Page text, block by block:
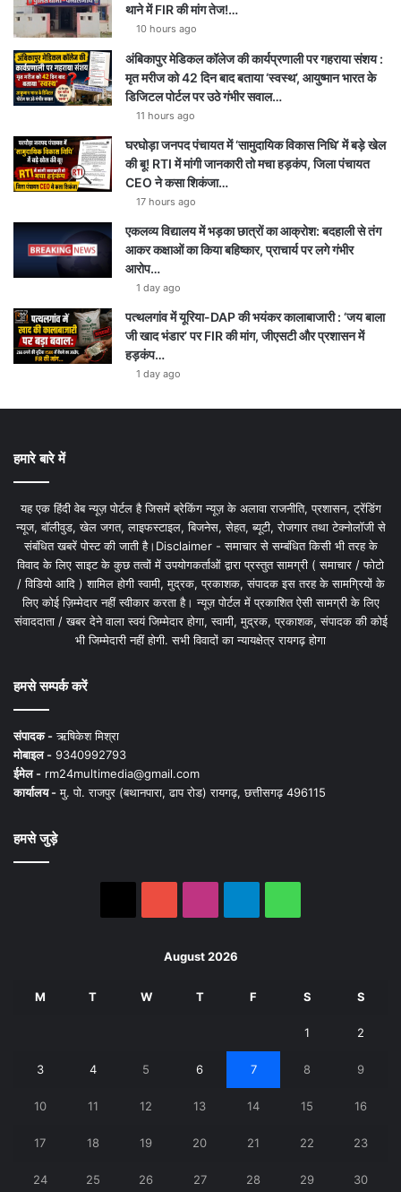
थाने में FIR की मांग तेज!…
10 hours ago
अंबिकापुर मेडिकल कॉलेज की कार्यप्रणाली पर गहराया संशय :
मृत मरीज को 42 दिन बाद बताया ‘स्वस्थ’, आयुष्मान भारत के
डिजिटल पोर्टल पर उठे गंभीर सवाल…
11 hours ago
घरघोड़ा जनपद पंचायत में ‘सामुदायिक विकास निधि’ में बड़े खेल
की बू! RTI में मांगी जानकारी तो मचा हड़कंप, जिला पंचायत
CEO ने कसा शिकंजा…
17 hours ago
एकलव्य विद्यालय में भड़का छात्रों का आक्रोश: बदहाली से तंग
आकर कक्षाओं का किया बहिष्कार, प्राचार्य पर लगे गंभीर
आरोप…
1 day ago
पत्थलगांव में यूरिया-DAP की भयंकर कालाबाजारी : ‘जय बाला
जी खाद भंडार’ पर FIR की मांग, जीएसटी और प्रशासन में
हड़कंप…
1 day ago
हमारे बारे में
यह एक हिंदी वेब न्यूज़ पोर्टल है जिसमें ब्रेकिंग न्यूज़ के अलावा राजनीति, प्रशासन, ट्रेंडिंग
न्यूज, बॉलीवुड, खेल जगत, लाइफस्टाइल, बिजनेस, सेहत, ब्यूटी, रोजगार तथा टेक्नोलॉजी से
संबंधित खबरें पोस्ट की जाती है।Disclaimer - समाचार से सम्बंधित किसी भी तरह के
विवाद के लिए साइट के कुछ तत्वों में उपयोगकर्ताओं द्वारा प्रस्तुत सामग्री ( समाचार / फोटो
/ विडियो आदि ) शामिल होगी स्वामी, मुद्रक, प्रकाशक, संपादक इस तरह के सामग्रियों के
लिए कोई ज़िम्मेदार नहीं स्वीकार करता है। न्यूज़ पोर्टल में प्रकाशित ऐसी सामग्री के लिए
संवाददाता / खबर देने वाला स्वयं जिम्मेदार होगा, स्वामी, मुद्रक, प्रकाशक, संपादक की कोई
भी जिम्मेदारी नहीं होगी. सभी विवादों का न्यायक्षेत्र रायगढ़ होगा
हमसे सम्पर्क करें
संपादक -ऋषिकेश मिश्रा
मोबाइल - 9340992793
ईमेल - rm24multimedia@gmail.com
कार्यालय -मु. पो. राजपुर (बथानपारा, ढाप रोड) रायगढ़, छत्तीसगढ़ 496115
हमसे जुड़े
August 2026
M T W T F S S
1 2
3 4 5 6 7 8 9
10 11 12 13 14 15 16
17 18 19 20 21 22 23
24 25 26 27 28 29 30